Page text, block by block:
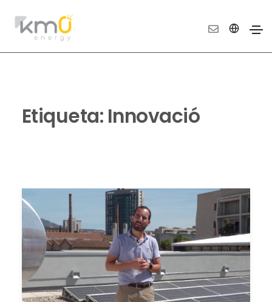
Etiqueta: Innovació